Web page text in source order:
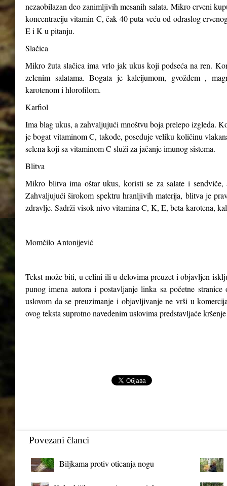
nezaobilazan deo zanimljivih mesanih salata. Mikro crveni
koncentraciju vitamin C, čak 40 puta veću od odraslog
E i K u pitanju.
Slačica
Mikro žuta slačica ima vrlo jak ukus koji podseća na ren.
zelenim salatama. Bogata je kalcijumom, gvožđem ,
karotenom i hlorofilom.
Karfiol
Ima blag ukus, a zahvaljujući mnoštvu boja prelepo izgleda.
je bogat vitaminom C, takođe, poseduje veliku količinu
selena koji sa vitaminom C služi za jačanje imunog sistema.
Blitva
Mikro blitva ima oštar ukus, koristi se za salate i
Zahvaljujući širokom spektru hranljivih materija, blitva je
zdravlje. Sadrži visok nivo vitamina C, K, E, beta-karotena,
Momčilo Antonijević
Tekst može biti, u celini ili u delovima preuzet i objavljen
punog imena autora i postavljanje linka sa početne
uslovom da se preuzimanje i objavljivanje ne vrši u
ovog teksta suprotno navedenim uslovima predstavljaće
Povezani članci
Biljkama protiv oticanja nogu